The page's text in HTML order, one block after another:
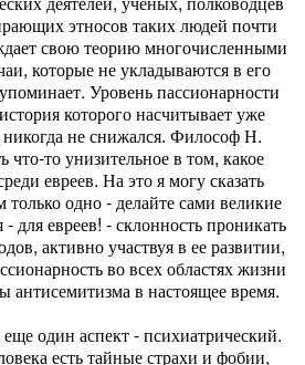
этносов таких людей почти
свою теорию многочисленными
которые не укладываются в его
Уровень пассионарности
которого насчитывает уже
не снижался. Философ Н.
что-то унизительное в том, какое
евреев. На это я могу сказать
только одно - делайте сами великие
для евреев! - склонность проникать
активно участвуя в ее развитии,
во всех областях жизни
антисемитизма в настоящее время.
один аспект - психиатрический.
есть тайные страхи и фобии,